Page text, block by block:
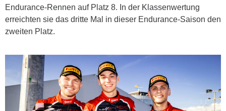
Endurance-Rennen auf Platz 8. In der Klassenwertung
erreichten sie das dritte Mal in dieser Endurance-Saison den
zweiten Platz.